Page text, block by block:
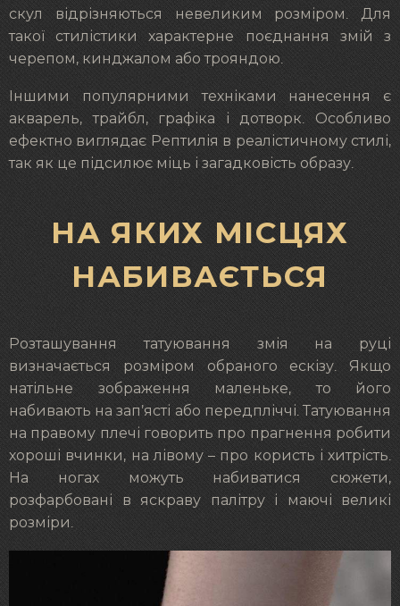
скул відрізняються невеликим розміром. Для
такої стилістики характерне поєднання змій з
черепом, кинджалом або трояндою.
Іншими популярними техніками нанесення є
акварель, трайбл, графіка і дотворк. Особливо
ефектно виглядає Рептилія в реалістичному стилі,
так як це підсилює міць і загадковість образу.
НА ЯКИХ МІСЦЯХ
НАБИВАЄТЬСЯ
Розташування татуювання змія на руці
визначається розміром обраного ескізу. Якщо
натільне зображення маленьке, то його
набивають на зап’ясті або передпліччі. Татуювання
на правому плечі говорить про прагнення робити
хороші вчинки, на лівому – про користь і хитрість.
На ногах можуть набиватися сюжети,
розфарбовані в яскраву палітру і маючі великі
розміри.